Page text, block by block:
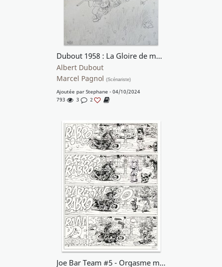
Dubout 1958 : La Gloire de mon père (Pagnol)
Albert Dubout
Marcel Pagnol (Scénariste)
Ajoutée par Stephane - 04/10/2024
793
3 2
Joe Bar Team #5 - Orgasme mécanique